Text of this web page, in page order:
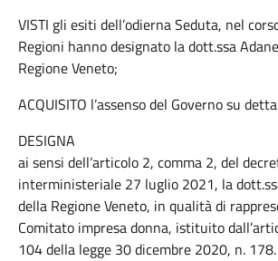
VISTI gli esiti dell’odierna Seduta, nel
Regioni hanno designato la dott.ssa
Regione Veneto;
ACQUISITO l’assenso del Governo su
DESIGNA
ai sensi dell’articolo 2, comma 2, del
interministeriale 27 luglio 2021, la
della Regione Veneto, in qualità di
Comitato impresa donna, istituito
104 della legge 30 dicembre 2020, n. 178.